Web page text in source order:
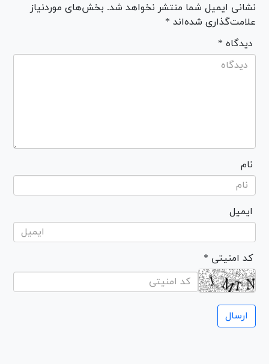
نشانی ایمیل شما منتشر نخواهد شد. بخش‌های موردنیاز
علامت‌گذاری شده‌اند *
* دیدگاه
نام
ایمیل
* کد امنیتی